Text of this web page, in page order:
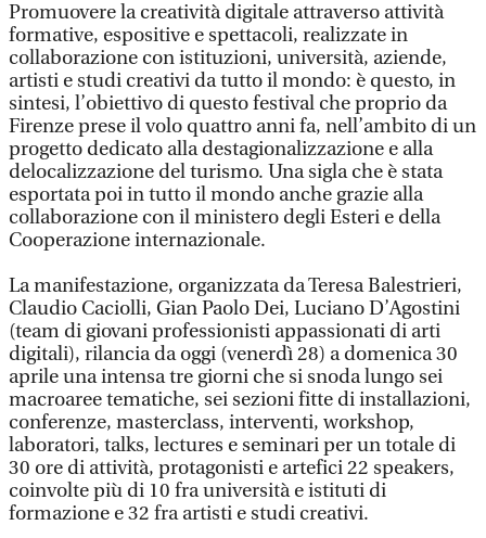
Promuovere la creatività digitale attraverso attività
formative, espositive e spettacoli, realizzate in
collaborazione con istituzioni, università, aziende,
artisti e studi creativi da tutto il mondo: è questo, in
sintesi, l’obiettivo di questo festival che proprio da
Firenze prese il volo quattro anni fa, nell’ambito di un
progetto dedicato alla destagionalizzazione e alla
delocalizzazione del turismo. Una sigla che è stata
esportata poi in tutto il mondo anche grazie alla
collaborazione con il ministero degli Esteri e della
Cooperazione internazionale.
La manifestazione, organizzata da Teresa Balestrieri,
Claudio Caciolli, Gian Paolo Dei, Luciano D’Agostini
(team di giovani professionisti appassionati di arti
digitali), rilancia da oggi (venerdì 28) a domenica 30
aprile una intensa tre giorni che si snoda lungo sei
macroaree tematiche, sei sezioni fitte di installazioni,
conferenze, masterclass, interventi, workshop,
laboratori, talks, lectures e seminari per un totale di
30 ore di attività, protagonisti e artefici 22 speakers,
coinvolte più di 10 fra università e istituti di
formazione e 32 fra artisti e studi creativi.